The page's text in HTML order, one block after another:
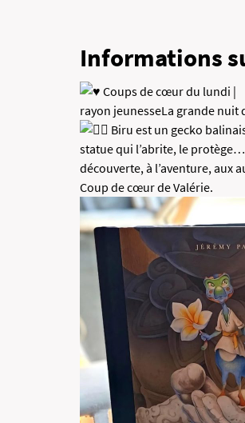
Informations
Coups de cœur du lundi |
rayon jeunesseLa grande
Biru est un gecko
statue qui l’abrite, le
découverte, à l’aventure, aux
Coup de cœur de Valérie.